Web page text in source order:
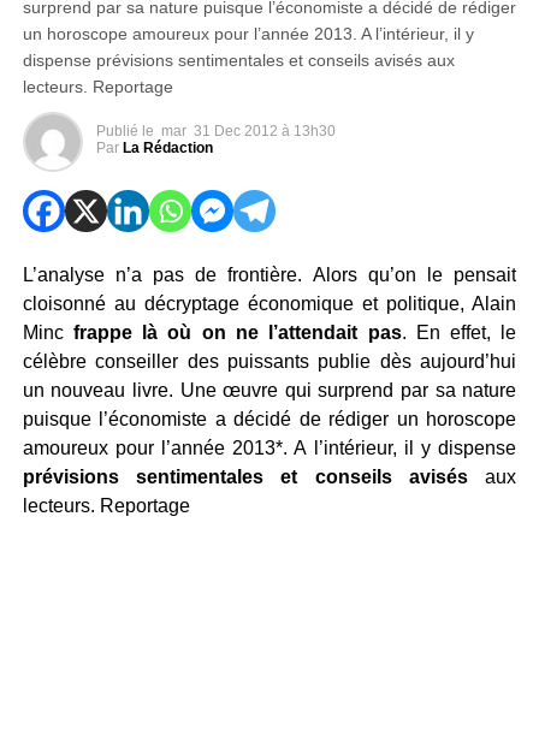
surprend par sa nature puisque l’économiste a décidé de rédiger
un horoscope amoureux pour l’année 2013. A l’intérieur, il y
dispense prévisions sentimentales et conseils avisés aux
lecteurs. Reportage
Publié le mar 31 Dec 2012 à 13h30
Par La Rédaction
L’analyse n’a pas de frontière. Alors qu’on le pensait
cloisonné au décryptage économique et politique, Alain
Mincfrappe là où on ne l’attendait pas. En effet, le
célèbre conseiller des puissants publie dès aujourd’hui
un nouveau livre. Une œuvre qui surprend par sa nature
puisque l’économiste a décidé de rédiger un horoscope
amoureux pour l’année 2013*. A l’intérieur, il y dispense
prévisions sentimentales et conseils avisésaux
lecteurs. Reportage